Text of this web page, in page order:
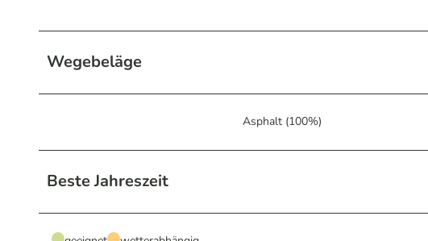
Wegebeläge
Asphalt (100%)
Beste Jahreszeit